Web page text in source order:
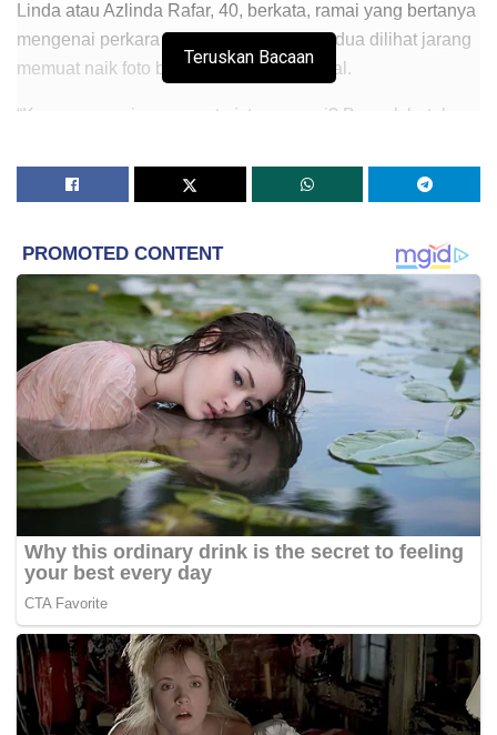
Linda atau Azlinda Rafar, 40, berkata, ramai yang bertanya
mengenai perkara itu kerana mereka berdua dilihat jarang
memuat naik foto bersama di media sosial.
“Kenapa saya jarang post picture
suami? Banyak betul
video live bersama suami.
Linda bersama empat orang anak lelakinya.
“Sebenarnya, suami saya kurang suka gambar dia dimuat
naik di mana-mana media sosial. Kita pun kurang suka nak
post selalu foto suami takut ada orang yang tak suka dan
cakap asyik promote suami dia je,” katanya.
Ahli kumpulan Elite ini menjelaskan mengenai perkara itu
Teruskan Bacaan